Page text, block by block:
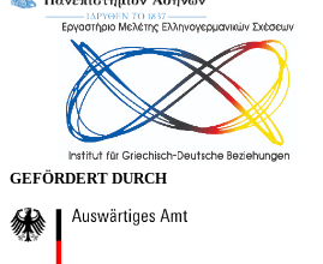
GEFÖRDERT DURCH